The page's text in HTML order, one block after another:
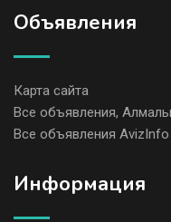
Объявления
Карта сайта
Все объявления,
Все объявления AvizInfo
Информация